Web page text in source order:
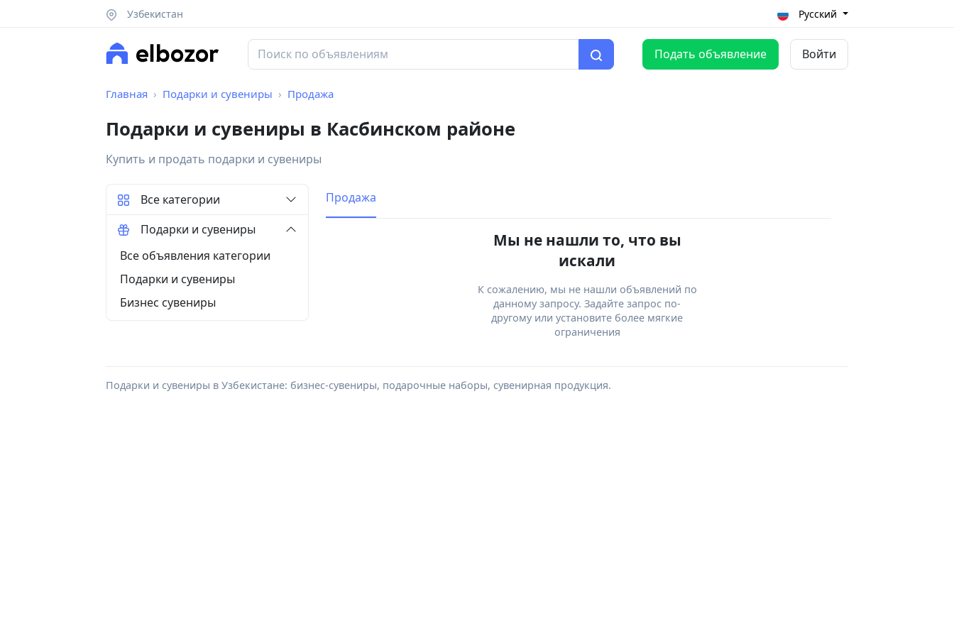
Узбекистан Русский
Подать объявление Войти
Главная Подарки и сувениры Продажа
Подарки и сувениры в Касбинском районе
Купить и продать подарки и сувениры
Продажа
Мы не нашли то, что вы
искали
К сожалению, мы не нашли объявлений по
данному запросу. Задайте запрос по-
другому или установите более мягкие
ограничения
Все категории
Подарки и сувениры
Все объявления категории
Подарки и сувениры
Бизнес сувениры
Подарки и сувениры в Узбекистане: бизнес-сувениры, подарочные наборы, сувенирная продукция.